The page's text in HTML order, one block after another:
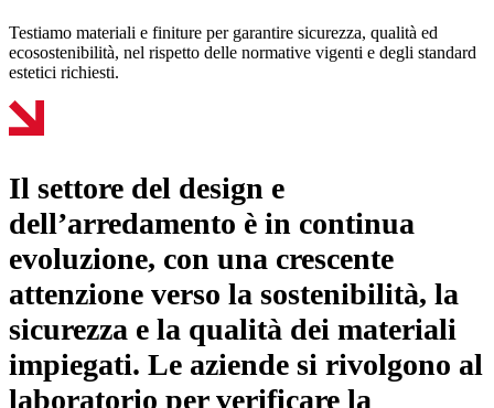
Testiamo materiali e finiture per garantire sicurezza, qualità ed
ecosostenibilità, nel rispetto delle normative vigenti e degli standard
estetici richiesti.
Il settore del design e
dell’arredamento è in continua
evoluzione, con una crescente
attenzione verso la sostenibilità, la
sicurezza e la qualità dei materiali
impiegati. Le aziende si rivolgono al
laboratorio per verificare la